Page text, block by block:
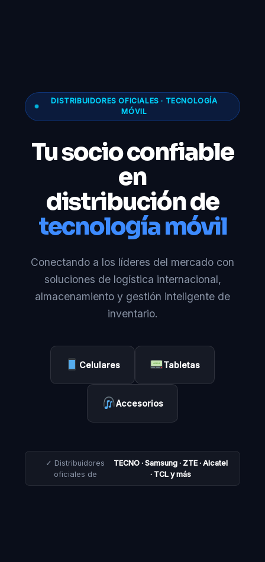
DISTRIBUIDORES OFICIALES · TECNOLOGÍA
MÓVIL
Tu socio confiable
en
distribución de
tecnología móvil
Conectando a los líderes del mercado con
soluciones de logística internacional,
almacenamiento y gestión inteligente de
inventario.
Celulares Tabletas
Accesorios
✓ Distribuidores
oficiales de
TECNO · Samsung · ZTE · Alcatel
· TCL y más